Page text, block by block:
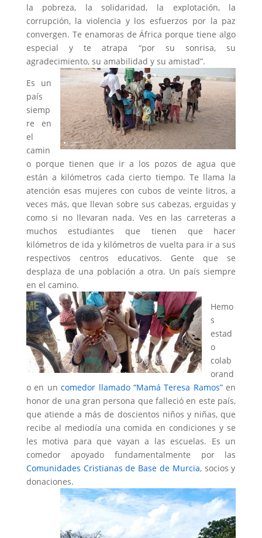
la pobreza, la solidaridad, la explotación, la
corrupción, la violencia y los esfuerzos por la paz
convergen. Te enamoras de África porque tiene algo
especial y te atrapa “por su sonrisa, su
agradecimiento, su amabilidad y su amistad”.
Es un
país
siemp
re en
el
camin
o porque tienen que ir a los pozos de agua que
están a kilómetros cada cierto tiempo. Te llama la
atención esas mujeres con cubos de veinte litros, a
veces más, que llevan sobre sus cabezas, erguidas y
como si no llevaran nada. Ves en las carreteras a
muchos estudiantes que tienen que hacer
kilómetros de ida y kilómetros de vuelta para ir a sus
respectivos centros educativos. Gente que se
desplaza de una población a otra. Un país siempre
en el camino.
Hemo
s
estad
o
colab
orand
o en uncomedor llamado “Mamá Teresa Ramos”en
honor de una gran persona que falleció en este país,
que atiende a más de doscientos niños y niñas, que
recibe al mediodía una comida en condiciones y se
les motiva para que vayan a las escuelas. Es un
comedor apoyado fundamentalmente por las
Comunidades Cristianas de Base de Murcia, socios y
donaciones.